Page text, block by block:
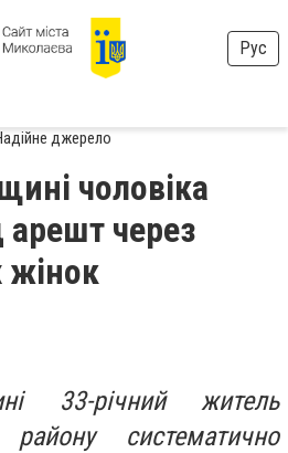
Рус
джерело
чоловіка
арешт через
жінок
33-річний житель
району систематично